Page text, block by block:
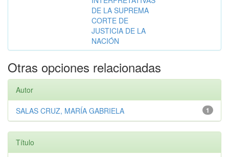
DE LA SUPREMA
CORTE DE
JUSTICIA DE LA
NACIÓN
Otras opciones relacionadas
Autor
1
SALAS CRUZ, MARÍA GABRIELA
Título